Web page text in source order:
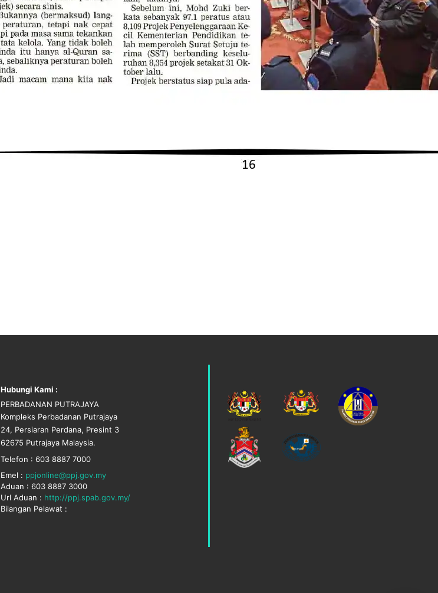
Hubungi Kami :
PERBADANAN PUTRAJAYA
Kompleks Perbadanan Putrajaya
24, Persiaran Perdana, Presint 3
62675 Putrajaya Malaysia.
Telefon : 603 8887 7000
Emel : ppjonline@ppj.gov.my
Aduan : 603 8887 3000
Url Aduan : http://ppj.spab.gov.my/
Bilangan Pelawat :